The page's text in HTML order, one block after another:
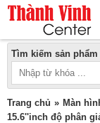
Tìm kiếm sản phẩm
Trang chủ Màn
15.6''inch độ phân